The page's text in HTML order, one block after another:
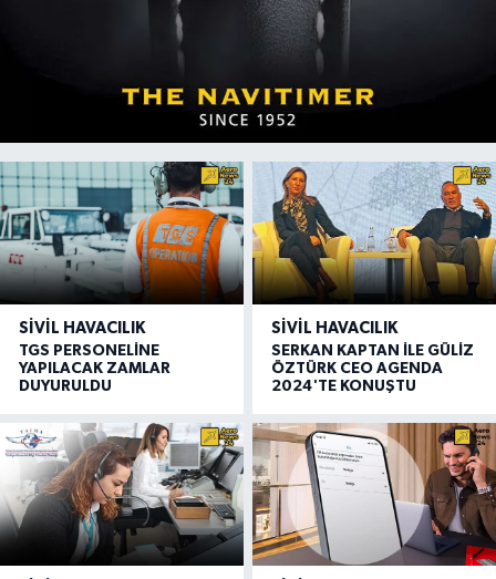
SIVIL HAVACILIK
TGS PERSONELİNE
YAPILACAK ZAMLAR
DUYURULDU
SIVIL HAVACILIK
SERKAN KAPTAN İLE GÜLİZ
ÖZTÜRK CEO AGENDA
2024'TE KONUŞTU